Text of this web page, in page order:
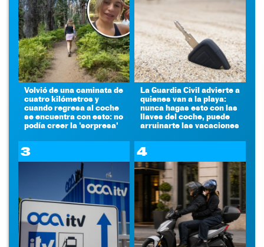
Volvió de una caminata de
cuatro kilómetros y
cuando regresa al coche
se encuentra con esto: no
podía creer la 'sorpresa'
La Guardia Civil advierte a
quienes van a la playa:
nunca hagas esto con las
llaves del coche, puede
arruinarte las vacaciones
3 4